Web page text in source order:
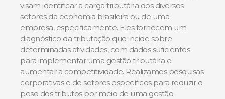
visam identificar a carga tributária dos diversos
setores da economia brasileira ou de uma
empresa, especificamente. Eles fornecem um
diagnóstico da tributação que incide sobre
determinadas atividades, com dados suficientes
para implementar uma gestão tributária e
aumentar a competitividade. Realizamos pesquisas
corporativas e de setores específicos para reduzir o
peso dos tributos por meio de uma gestão